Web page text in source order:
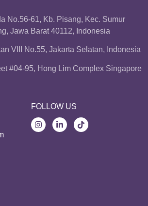
No.56-61, Kb. Pisang, Kec. Sumur
Jawa Barat 40112, Indonesia
VIII No.55, Jakarta Selatan, Indonesia
#04-95, Hong Lim Complex Singapore
FOLLOW US